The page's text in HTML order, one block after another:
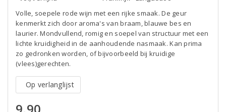
Volle, soepele rode wijn met een rijke smaak. De geur
kenmerkt zich door aroma's van braam, blauwe bes en
laurier. Mondvullend, romig en soepel van structuur met een
lichte kruidigheid in de aanhoudende nasmaak. Kan prima
zo gedronken worden, of bijvoorbeeld bij kruidige
(vlees)gerechten.
Op verlanglijst